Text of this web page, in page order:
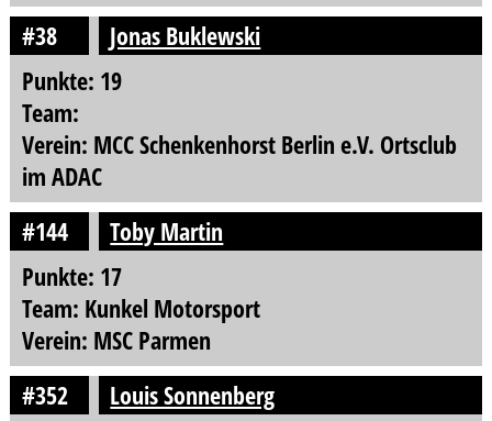
#38
Jonas Buklewski
Punkte: 19
Team:
Verein: MCC Schenkenhorst Berlin e.V. Ortsclub
im ADAC
#144
Toby Martin
Punkte: 17
Team: Kunkel Motorsport
Verein: MSC Parmen
#352
Louis Sonnenberg